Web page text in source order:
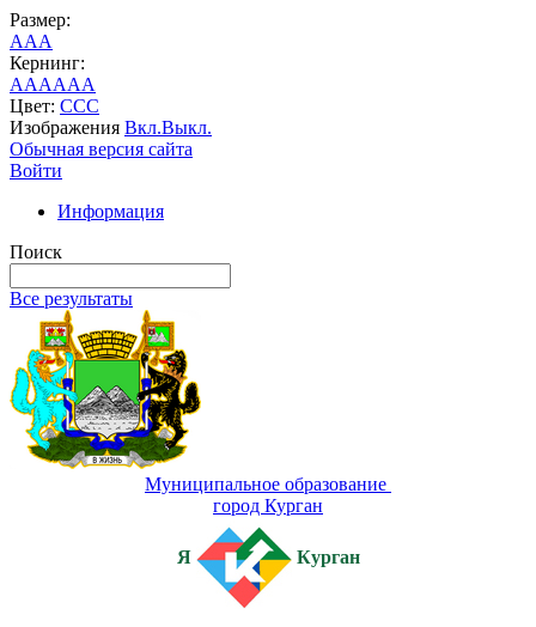
Размер:
AAA
Кернинг:
AAAAAA
Цвет: CCC
Изображения Вкл.Выкл.
Обычная версия сайта
Войти
Информация
Поиск
Все результаты
Муниципальное образование
город Курган
Я Курган